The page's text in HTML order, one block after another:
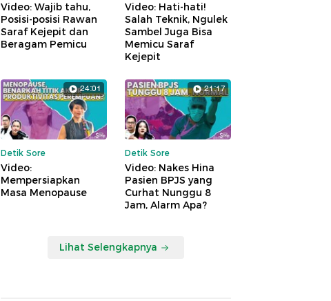
Video: Wajib tahu,
Posisi-posisi Rawan
Saraf Kejepit dan
Beragam Pemicu
Video: Hati-hati!
Salah Teknik, Ngulek
Sambel Juga Bisa
Memicu Saraf
Kejepit
24:01
Detik Sore
Video:
Mempersiapkan
Masa Menopause
21:17
Detik Sore
Video: Nakes Hina
Pasien BPJS yang
Curhat Nunggu 8
Jam, Alarm Apa?
Lihat Selengkapnya